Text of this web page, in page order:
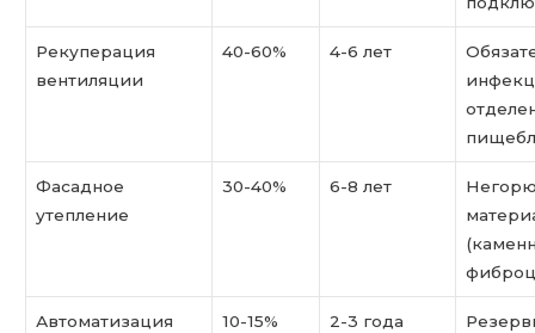
Рекуперация
вентиляции
40-60% 4-6 лет
Фасадное
утепление
30-40% 6-8 лет
Автоматизация
10-15% 2-3 года